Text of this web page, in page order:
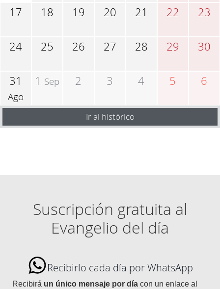
17 18 19 20 21 22 23
24 25 26 27 28 29 30
31
Ago
1 Sep 2 3 4 5 6
Ir al histórico
Suscripción gratuita al
Evangelio del día
Recibirlo cada día por WhatsApp
Recibirá un único mensaje por día con un enlace al